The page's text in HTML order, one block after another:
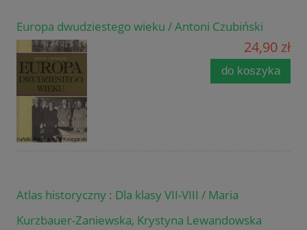
Europa dwudziestego wieku / Antoni Czubiński
24,90 zł
do koszyka
Atlas historyczny : Dla klasy VII-VIII / Maria
Kurzbauer-Zaniewska, Krystyna Lewandowska